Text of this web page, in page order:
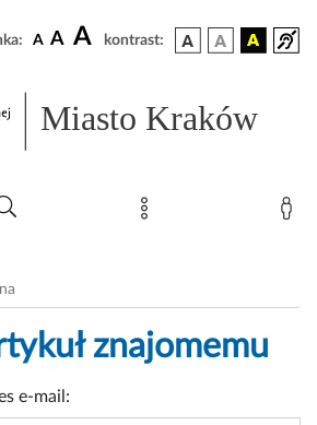
A A A kontrast:
Miasto Kraków
znajomemu
e-mail: